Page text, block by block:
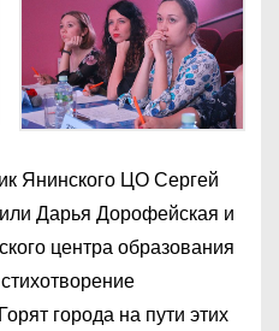
Янинского ЦО Сергей
Дарья Дорофейская и
центра образования
города на пути этих